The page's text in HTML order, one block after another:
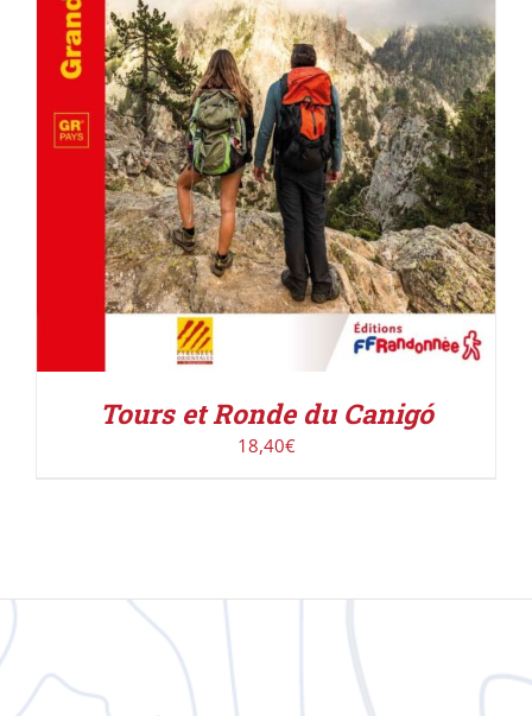
AJOUTER AU PANIER / DÉTAILS
Tours et Ronde du Canigó
18,40€